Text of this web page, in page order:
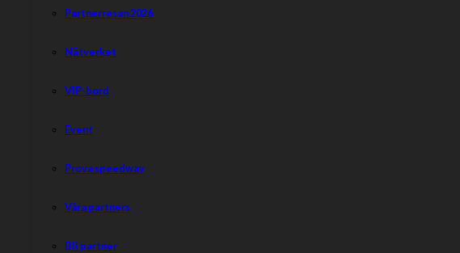
Partnerresan 2026
Nätverket
VIP-bord
Event
Prova speedway
Våra partners
Bli partner